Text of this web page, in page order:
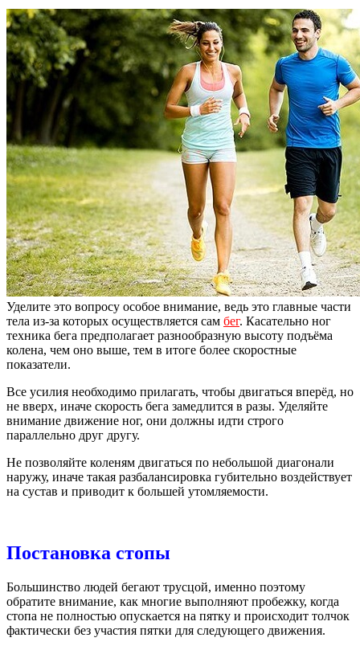
Уделите это вопросу особое внимание, ведь это главные части
тела из-за которых осуществляется сам бег. Касательно ног
техника бега предполагает разнообразную высоту подъёма
колена, чем оно выше, тем в итоге более скоростные
показатели.
Все усилия необходимо прилагать, чтобы двигаться вперёд, но
не вверх, иначе скорость бега замедлится в разы. Уделяйте
внимание движение ног, они должны идти строго
параллельно друг другу.
Не позволяйте коленям двигаться по небольшой диагонали
наружу, иначе такая разбалансировка губительно воздействует
на сустав и приводит к большей утомляемости.
Постановка стопы
Большинство людей бегают трусцой, именно поэтому
обратите внимание, как многие выполняют пробежку, когда
стопа не полностью опускается на пятку и происходит толчок
фактически без участия пятки для следующего движения.